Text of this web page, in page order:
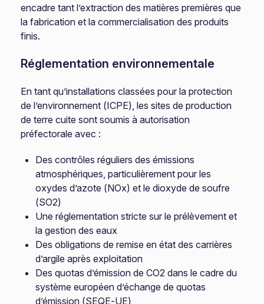
encadre tant l’extraction des matières premières que
la fabrication et la commercialisation des produits
finis.
Réglementation environnementale
En tant qu’installations classées pour la protection
de l’environnement (ICPE), les sites de production
de terre cuite sont soumis à autorisation
préfectorale avec :
Des contrôles réguliers des émissions
atmosphériques, particulièrement pour les
oxydes d’azote (NOx) et le dioxyde de soufre
(SO2)
Une réglementation stricte sur le prélèvement et
la gestion des eaux
Des obligations de remise en état des carrières
d’argile après exploitation
Des quotas d’émission de CO2 dans le cadre du
système européen d’échange de quotas
d’émission (SEQE-UE)